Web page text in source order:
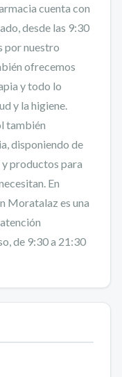
cuenta con
desde las 9:30
por nuestro
ofrecemos
y todo lo
y la higiene.
también
disponiendo de
productos para
En
Moratalaz es una
de 9:30 a 21:30